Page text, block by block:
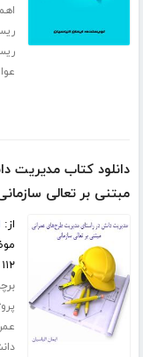
دانلود کتاب مدیریت
مبتنی بر تعالی
از:
۱۱۲ صفحه